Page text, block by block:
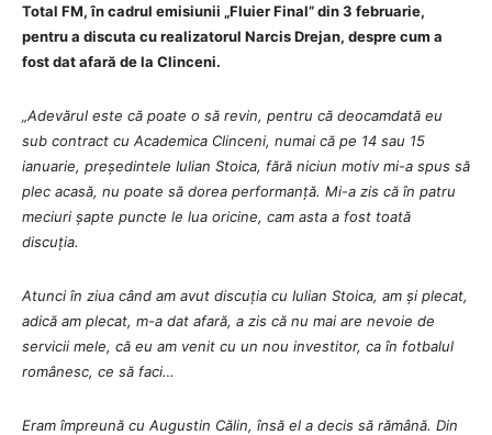
Total FM, în cadrul emisiunii „Fluier Final” din 3 februarie,
pentrua discuta cu realizatorul Narcis Drejan, despre cum a
fost dat afară de la Clinceni.
„Adevărul este că poate o să revin, pentru că deocamdată eu
sub contract cu Academica Clinceni, numai că pe 14 sau 15
ianuarie, președintele Iulian Stoica, fără niciun motiv mi-a spus să
plec acasă, nu poate să dorea performanță. Mi-a zis că în patru
meciuri șapte puncte le lua oricine, cam asta a fost toată
discuția.
Atunci în ziua când am avut discuția cu Iulian Stoica, am și plecat,
adică am plecat, m-a dat afară, a zis că nu mai are nevoie de
servicii mele, că eu am venit cu un nou investitor, ca în fotbalul
românesc, ce să faci…
Eram împreună cu Augustin Călin, însă el a decis să rămână. Din